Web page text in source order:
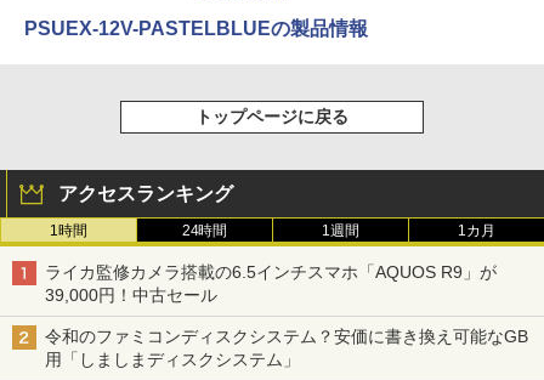
PSUEX-12V-PASTELBLUEの製品情報
トップページに戻る
アクセスランキング
1時間 24時間 1週間 1カ月
ライカ監修カメラ搭載の6.5インチスマホ「AQUOS R9」が
39,000円！中古セール
令和のファミコンディスクシステム？安価に書き換え可能なGB
用「しましまディスクシステム」